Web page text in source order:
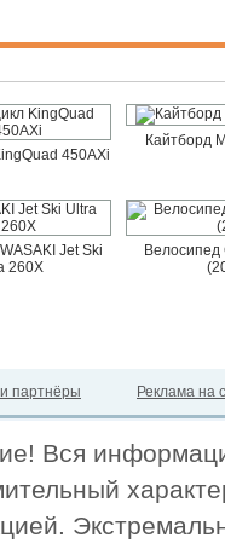
450AXi
Кайтборд
Jet Ski
260X
Велосипед
партнёры Реклама на
Вся